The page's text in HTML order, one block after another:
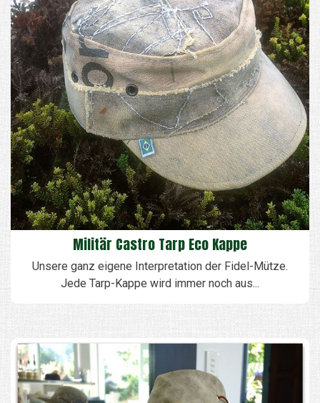
Militär Castro Tarp Eco Kappe
Unsere ganz eigene Interpretation der Fidel-Mütze.
Jede Tarp-Kappe wird immer noch aus...